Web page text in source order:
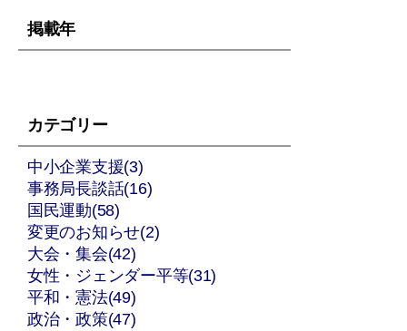
掲載年
カテゴリー
中小企業支援(3)
事務局長談話(16)
国民運動(58)
変更のお知らせ(2)
大会・集会(42)
女性・ジェンダー平等(31)
平和・憲法(49)
政治・政策(47)